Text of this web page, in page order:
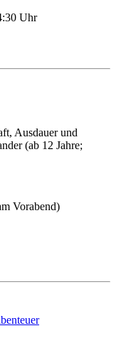
Uhr
Ausdauer und
(ab 12 Jahre;
Vorabend)